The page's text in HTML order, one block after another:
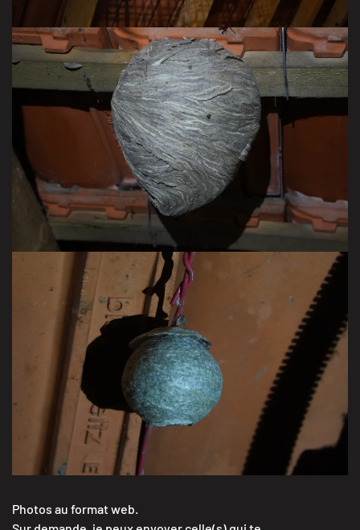
à identifier
VISITER LA GALERIE
de guêpes
VISITER LA GALERIE
Photos au format web.